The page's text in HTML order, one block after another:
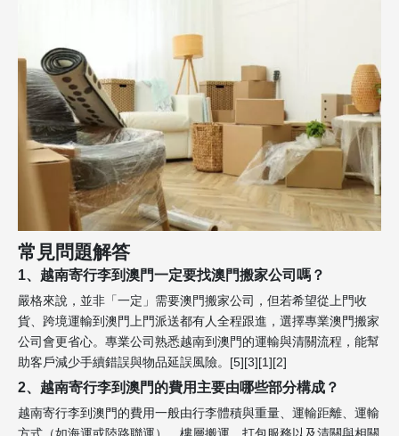
常見問題解答
1、越南寄行李到澳門一定要找澳門搬家公司嗎？
嚴格來說，並非「一定」需要澳門搬家公司，但若希望從上門收
貨、跨境運輸到澳門上門派送都有人全程跟進，選擇專業澳門搬家
公司會更省心。專業公司熟悉越南到澳門的運輸與清關流程，能幫
助客戶減少手續錯誤與物品延誤風險。[5][3][1][2]
2、越南寄行李到澳門的費用主要由哪些部分構成？
越南寄行李到澳門的費用一般由行李體積與重量、運輸距離、運輸
方式（如海運或陸路聯運）、樓層搬運、打包服務以及清關與相關